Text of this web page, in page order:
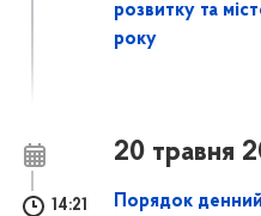
розвитку та
року
20 травня
14:21
Порядок